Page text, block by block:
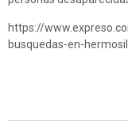
https://
busquedas-en-